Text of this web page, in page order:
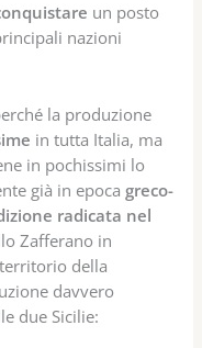
un posto
nazioni
la produzione
in tutta Italia, ma
in pochissimi lo
già in epoca greco-
radicata nel
Zafferano in
della
davvero
due Sicilie: